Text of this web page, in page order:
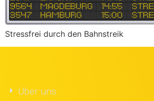
Stressfrei durch den Bahnstreik
Über uns